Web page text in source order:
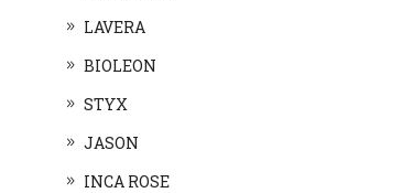
LAVERA
BIOLEON
STYX
JASON
INCA ROSE